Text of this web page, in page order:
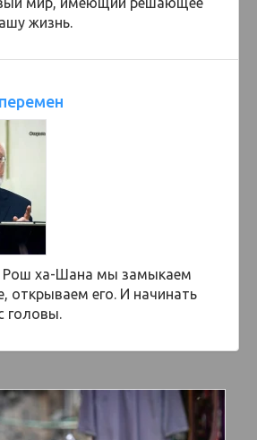
жизнь.
Рош ха-Шана мы замыкаем
открываем его. И начинать
головы.